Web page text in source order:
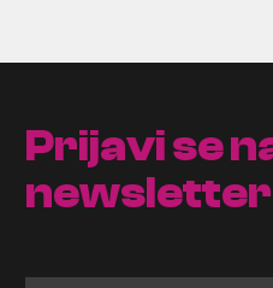
Prijavi se
newsletter